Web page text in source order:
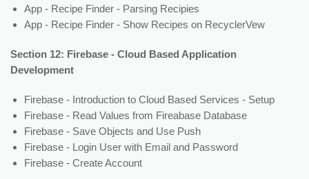
App - Recipe Finder - Parsing Recipies
App - Recipe Finder - Show Recipes on RecyclerVew
Section 12: Firebase - Cloud Based Application
Development
Firebase - Introduction to Cloud Based Services - Setup
Firebase - Read Values from Fireabase Database
Firebase - Save Objects and Use Push
Firebase - Login User with Email and Password
Firebase - Create Account